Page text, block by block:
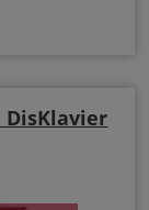
DisKlavier